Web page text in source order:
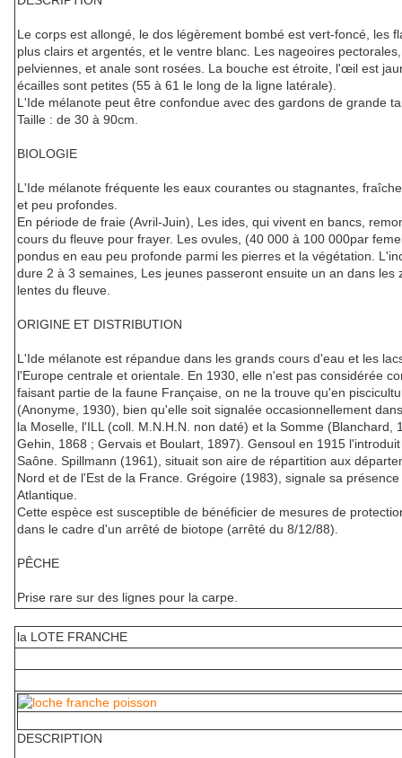
Le corps est allongé, le dos légèrement bombé est vert-foncé, les
plus clairs et argentés, et le ventre blanc. Les nageoires pectorales,
pelviennes, et anale sont rosées. La bouche est étroite, l'œil est
écailles sont petites (55 à 61 le long de la ligne latérale).
L'Ide mélanote peut être confondue avec des gardons de grande
Taille : de 30 à 90cm.
BIOLOGIE
L'Ide mélanote fréquente les eaux courantes ou stagnantes,
et peu profondes.
En période de fraie (Avril-Juin), Les ides, qui vivent en bancs,
cours du fleuve pour frayer. Les ovules, (40 000 à 100 000par
pondus en eau peu profonde parmi les pierres et la végétation.
dure 2 à 3 semaines, Les jeunes passeront ensuite un an dans les
lentes du fleuve.
ORIGINE ET DISTRIBUTION
L'Ide mélanote est répandue dans les grands cours d'eau et les
l'Europe centrale et orientale. En 1930, elle n'est pas considérée
faisant partie de la faune Française, on ne la trouve qu'en
(Anonyme, 1930), bien qu'elle soit signalée occasionnellement
la Moselle, l'ILL (coll. M.N.H.N. non daté) et la Somme (Blanchard,
Gehin, 1868 ; Gervais et Boulart, 1897). Gensoul en 1915
Saône. Spillmann (1961), situait son aire de répartition aux
Nord et de l'Est de la France. Grégoire (1983), signale sa
Atlantique.
Cette espèce est susceptible de bénéficier de mesures de
dans le cadre d'un arrêté de biotope (arrêté du 8/12/88).
PÊCHE
Prise rare sur des lignes pour la carpe.
la LOTE FRANCHE
DESCRIPTION